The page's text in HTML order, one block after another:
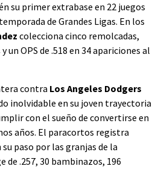
su primer extrabase en 22 juegos
de Grandes Ligas. En los
colecciona cinco remolcadas,
un OPS de .518 en 34 apariciones al
contra Los Angeles Dodgers
inolvidable en su joven trayectoria
con el sueño de convertirse en
años. El paracortos registra
paso por las granjas de la
de .257, 30 bambinazos, 196